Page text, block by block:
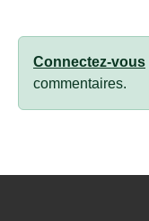
Connectez-vous
commentaires.